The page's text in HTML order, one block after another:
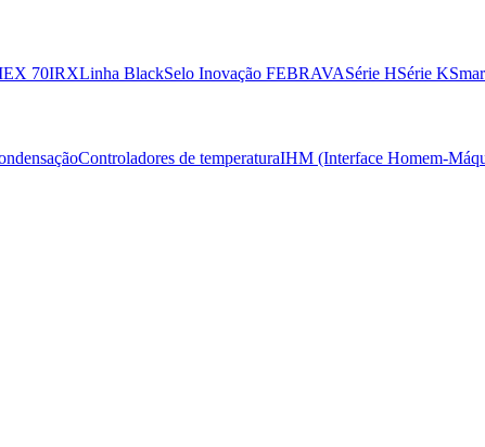
70IRXLinha BlackSelo Inovação FEBRAVASérie HSérie K
Controladores de temperaturaIHM (Interface Homem-